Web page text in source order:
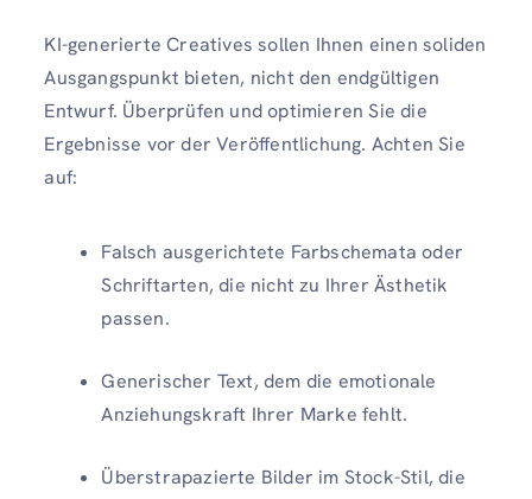
KI-generierte Creatives sollen Ihnen einen soliden
Ausgangspunkt bieten, nicht den endgültigen
Entwurf. Überprüfen und optimieren Sie die
Ergebnisse vor der Veröffentlichung. Achten Sie
auf:
Falsch ausgerichtete Farbschemata oder
Schriftarten, die nicht zu Ihrer Ästhetik
passen.
Generischer Text, dem die emotionale
Anziehungskraft Ihrer Marke fehlt.
Überstrapazierte Bilder im Stock-Stil, die